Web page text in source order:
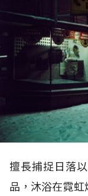
擅長捕捉日落
品，沐浴在霓